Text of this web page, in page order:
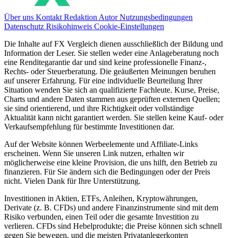
Über uns Kontakt Redaktion AutorNutzungsbedingungen
Datenschutz Risikohinweis Cookie-Einstellungen
Die Inhalte auf FX Vergleich dienen ausschließlich der Bildung und
Information der Leser. Sie stellen weder eine Anlageberatung noch
eine Renditegarantie dar und sind keine professionelle Finanz-,
Rechts- oder Steuerberatung. Die geäußerten Meinungen beruhen
auf unserer Erfahrung. Für eine individuelle Beurteilung Ihrer
Situation wenden Sie sich an qualifizierte Fachleute. Kurse, Preise,
Charts und andere Daten stammen aus geprüften externen Quellen;
sie sind orientierend, und ihre Richtigkeit oder vollständige
Aktualität kann nicht garantiert werden. Sie stellen keine Kauf- oder
Verkaufsempfehlung für bestimmte Investitionen dar.
Auf der Website können Werbeelemente und Affiliate-Links
erscheinen. Wenn Sie unseren Link nutzen, erhalten wir
möglicherweise eine kleine Provision, die uns hilft, den Betrieb zu
finanzieren. Für Sie ändern sich die Bedingungen oder der Preis
nicht. Vielen Dank für Ihre Unterstützung.
Investitionen in Aktien, ETFs, Anleihen, Kryptowährungen,
Derivate (z. B. CFDs) und andere Finanzinstrumente sind mit dem
Risiko verbunden, einen Teil oder die gesamte Investition zu
verlieren. CFDs sind Hebelprodukte; die Preise können sich schnell
gegen Sie bewegen, und die meisten Privatanlegerkonten